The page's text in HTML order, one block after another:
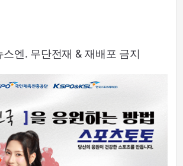
엔. 무단전재 & 재배포 금지